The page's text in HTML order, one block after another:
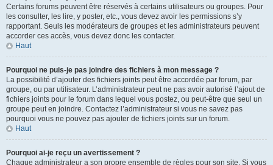
Certains forums peuvent être réservés à certains utilisateurs ou groupes. Pour
les consulter, les lire, y poster, etc., vous devez avoir les permissions s’y
rapportant. Seuls les modérateurs de groupes et les administrateurs peuvent
accorder ces accès, vous devez donc les contacter.
Haut
Pourquoi ne puis-je pas joindre des fichiers à mon message ?
La possibilité d’ajouter des fichiers joints peut être accordée par forum, par
groupe, ou par utilisateur. L’administrateur peut ne pas avoir autorisé l’ajout de
fichiers joints pour le forum dans lequel vous postez, ou peut-être que seul un
groupe peut en joindre. Contactez l’administrateur si vous ne savez pas
pourquoi vous ne pouvez pas ajouter de fichiers joints sur un forum.
Haut
Pourquoi ai-je reçu un avertissement ?
Chaque administrateur a son propre ensemble de règles pour son site. Si vous